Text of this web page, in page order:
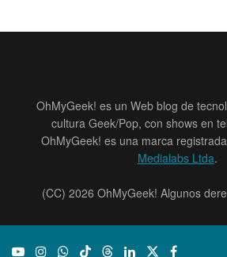
OhMyGeek! es un Web blog de
cultura Geek/Pop, con shows en
OhMyGeek! es una marca
Medialabs Ltda.
(CC) 2026 OhMyGeek! Algunos